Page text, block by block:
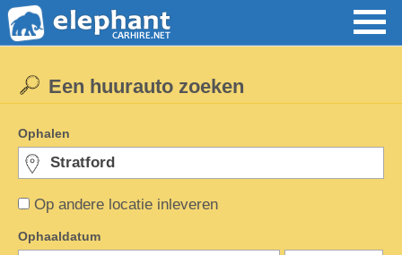
Op andere locatie inleveren
Een huurauto zoeken
Ophalen
Ophaaldatum